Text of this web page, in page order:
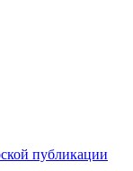
публикации